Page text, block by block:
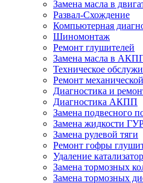
Замена масла в
Развал-Схождение
Компьютерная
Шиномонтаж
Ремонт глушителей
Замена масла в
Техническое
Ремонт
Диагностика и
Диагностика АКПП
Замена подвесного
Замена жидкости
Замена рулевой тяги
Ремонт гофры
Удаление
Замена тормозных
Замена тормозных